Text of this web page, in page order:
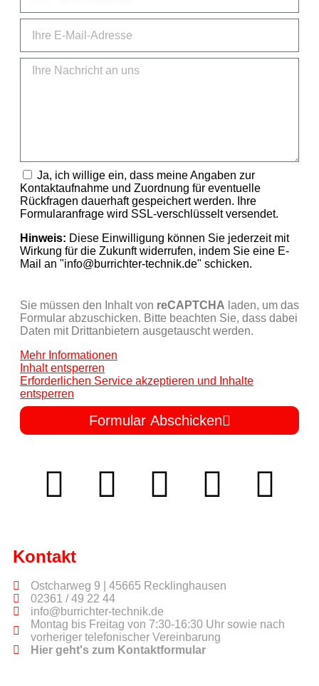
Ja, ich willige ein, dass meine Angaben zur
Kontaktaufnahme und Zuordnung für eventuelle
Rückfragen dauerhaft gespeichert werden. Ihre
Formularanfrage wird SSL-verschlüsselt versendet.
Hinweis: Diese Einwilligung können Sie jederzeit mit
Wirkung für die Zukunft widerrufen, indem Sie eine E-
Mail an "info@burrichter-technik.de" schicken.
Sie müssen den Inhalt von reCAPTCHA laden, um das
Formular abzuschicken. Bitte beachten Sie, dass dabei
Daten mit Drittanbietern ausgetauscht werden.
Mehr Informationen
Inhalt entsperren
Erforderlichen Service akzeptieren und Inhalte
entsperren
Formular Abschicken
Kontakt
Ostcharweg 9 | 45665 Recklinghausen
02361 / 49 22 44
info@burrichter-technik.de
Montag bis Freitag von 7:30-16:30 Uhr sowie nach
vorheriger telefonischer Vereinbarung
Hier geht's zum Kontaktformular